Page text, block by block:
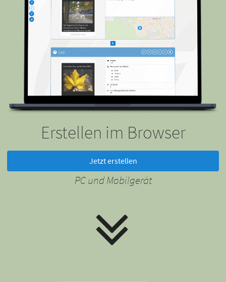
Erstellen im Browser
Jetzt erstellen
PC und Mobilgerät